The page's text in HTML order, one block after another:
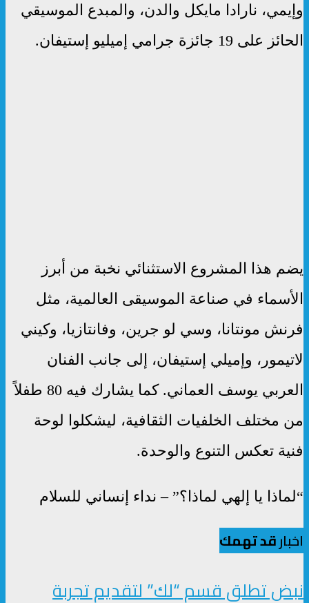
وإيمي، نارادا مايكل والدن، والمبدع الموسيقي
الحائز على 19 جائزة جرامي إميليو إستيفان.
يضم هذا المشروع الاستثنائي نخبة من أبرز
الأسماء في صناعة الموسيقى العالمية، مثل
فرنش مونتانا، وسي لو جرين، وفانتازيا، وكيني
لاتيمور، وإميلي إستيفان، إلى جانب الفنان
العربي يوسف العماني. كما يشارك فيه 80 طفلاً
من مختلف الخلفيات الثقافية، ليشكلوا لوحة
فنية تعكس التنوع والوحدة.
“لماذا يا إلهي لماذا؟” – نداء إنساني للسلام
اخبارقد تهمك
نبض تطلق قسم “لك” لتقديم تجربة